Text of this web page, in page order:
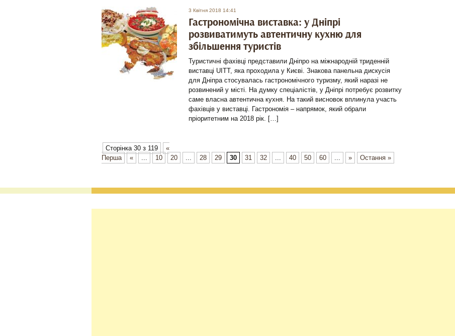
3 Квітня 2018 14:41
Гастрономічна виставка: у Дніпрі
розвиватимуть автентичну кухню для
збільшення туристів
Туристичні фахівці представили Дніпро на міжнародній триденній
виставці UITT, яка проходила у Києві. Знакова панельна дискусія
для Дніпра стосувалась гастрономічного туризму, який наразі не
розвинений у місті. На думку спеціалістів, у Дніпрі потребує розвитку
саме власна автентична кухня. На такий висновок вплинула участь
фахівців у виставці. Гастрономія – напрямок, який обрали
пріоритетним на 2018 рік. […]
Сторінка 30 з 119
«
Перша
« ... 10 20 ... 28 29 30 31 32 ... 40 50 60 ... » Остання »